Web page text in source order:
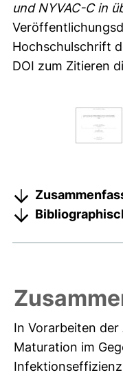
und NYVAC-C in
Hochschulschrift
DOI zum Zitieren
In Vorarbeiten
Maturation im